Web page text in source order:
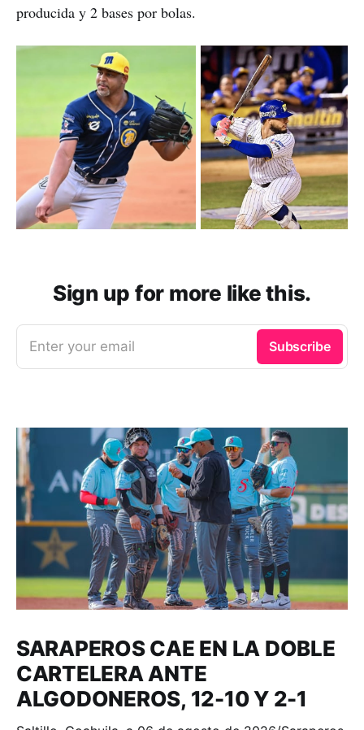
producida y 2 bases por bolas.
Sign up for more like this.
Enter your email Subscribe
SARAPEROS CAE EN LA DOBLE
CARTELERA ANTE
ALGODONEROS, 12-10 Y 2-1